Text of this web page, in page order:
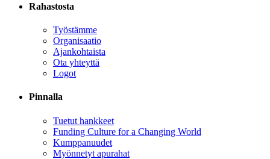
Rahastosta
Työstämme
Organisaatio
Ajankohtaista
Ota yhteyttä
Logot
Pinnalla
Tuetut hankkeet
Funding Culture for a Changing World
Kumppanuudet
Myönnetyt apurahat